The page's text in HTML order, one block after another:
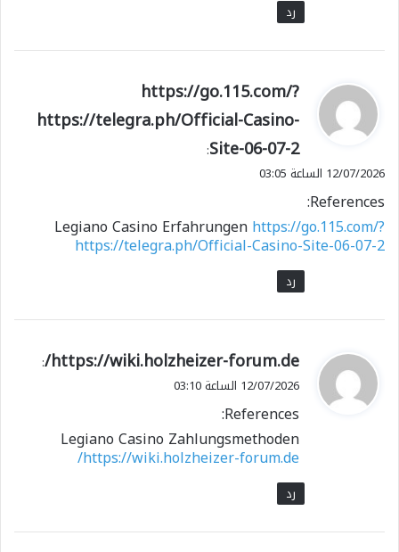
رد
ي
و
ل
https://go.115.com/?
https://telegra.ph/Official-Casino-
Site-06-07-2
:
12/07/2026 الساعة 03:05
References:
Legiano Casino Erfahrungenhttps://go.115.com/?
https://telegra.ph/Official-Casino-Site-06-07-2
رد
ي
ق
ل
https://wiki.holzheizer-forum.de/
:
12/07/2026 الساعة 03:10
References:
Legiano Casino Zahlungsmethoden
https://wiki.holzheizer-forum.de/
رد